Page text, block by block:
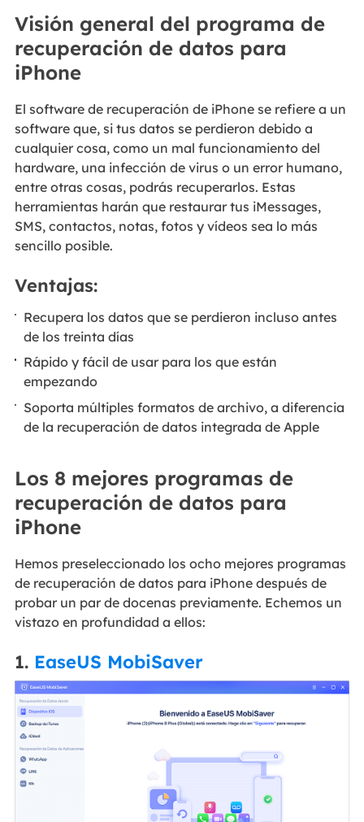
Visión general del programa de
recuperación de datos para
iPhone
El software de recuperación de iPhone se refiere a un
software que, si tus datos se perdieron debido a
cualquier cosa, como un mal funcionamiento del
hardware, una infección de virus o un error humano,
entre otras cosas, podrás recuperarlos. Estas
herramientas harán que restaurar tus iMessages,
SMS, contactos, notas, fotos y vídeos sea lo más
sencillo posible.
Ventajas:
Recupera los datos que se perdieron incluso antes
de los treinta días
Rápido y fácil de usar para los que están
empezando
Soporta múltiples formatos de archivo, a diferencia
de la recuperación de datos integrada de Apple
Los 8 mejores programas de
recuperación de datos para
iPhone
Hemos preseleccionado los ocho mejores programas
de recuperación de datos para iPhone después de
probar un par de docenas previamente. Echemos un
vistazo en profundidad a ellos:
1. EaseUS MobiSaver